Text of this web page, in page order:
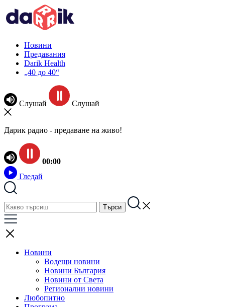
Новини
Предавания
Darik Health
„40 до 40“
Слушай Слушай
Дарик радио - предаване на живо!
00:00
Гледай
Новини
Водещи новини
Новини България
Новини от Света
Регионални новини
Любопитно